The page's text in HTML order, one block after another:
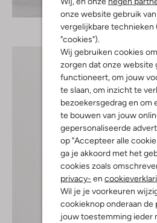
onze website gebruik
vergelijkbare technieken
"cookies").
Wij gebruiken cookies
zorgen dat onze website
functioneert, om jouw
te slaan, om inzicht te
bezoekersgedrag en om
te bouwen van jouw
gepersonaliseerde
op "Accepteer alle
ga je akkoord met het
cookies zoals
privacy- en
Wil je je voorkeuren
cookieknop onderaan de
jouw toestemming ieder
Ontdek de look